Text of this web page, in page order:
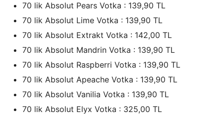
70 lik Absolut Pears Votka : 139,90 TL
70 lik Absolut Lime Votka : 139,90 TL
70 lik Absolut Extrakt Votka : 142,00 TL
70 lik Absolut Mandrin Votka : 139,90 TL
70 lik Absolut Raspberri Votka : 139,90 TL
70 lik Absolut Apeache Votka : 139,90 TL
70 lik Absolut Vanilia Votka : 139,90 TL
70 lik Absolut Elyx Votka : 325,00 TL